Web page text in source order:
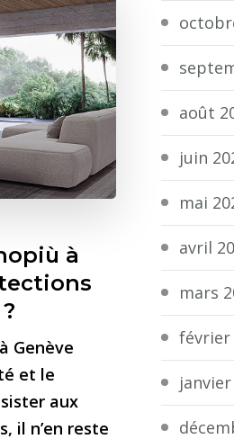
à
Genève
et le
aux
il n’en reste
août
juin
mai
avril
mars
février